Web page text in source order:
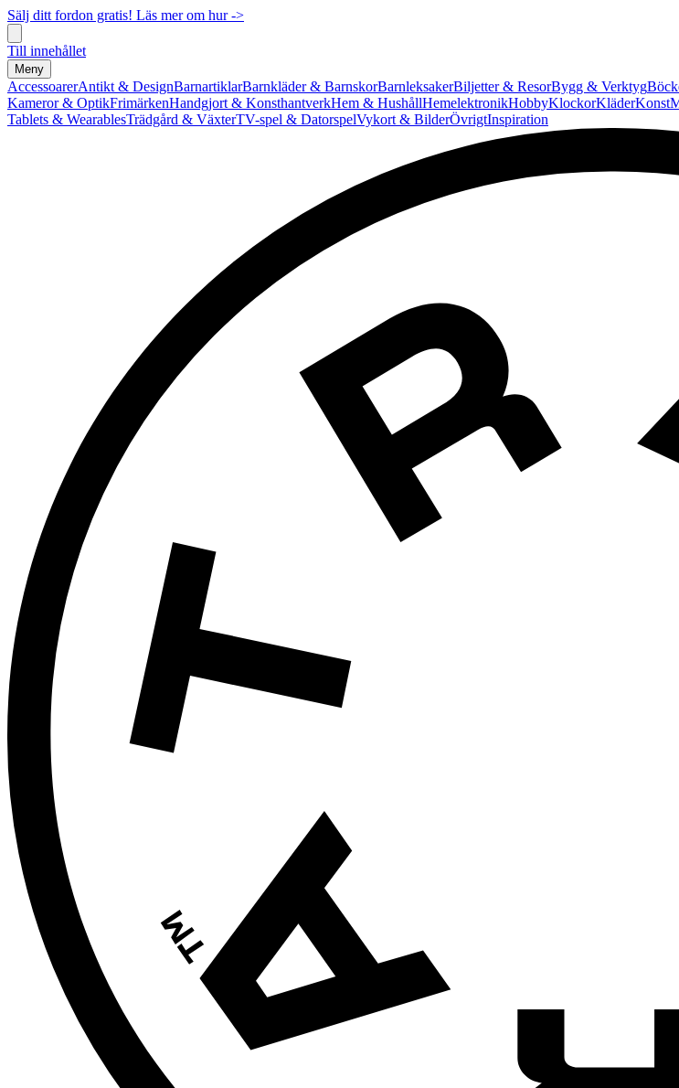
Sälj ditt fordon gratis! Läs mer om hur ->
Till innehållet
Meny
AccessoarerAntikt & DesignBarnartiklarBarnkläder & BarnskorBarnleksakerBiljetter & ResorBygg & Verktyg
Kameror & OptikFrimärkenHandgjort & KonsthantverkHem & HushållHemelektronikHobbyKlockorKläderKonst
Tablets & WearablesTrädgård & VäxterTV-spel & DatorspelVykort & BilderÖvrigtInspiration